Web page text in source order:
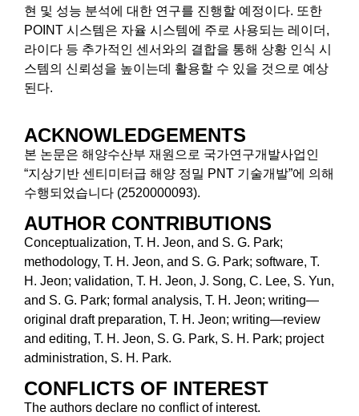
현 및 성능 분석에 대한 연구를 진행할 예정이다. 또한
POINT 시스템은 자율 시스템에 주로 사용되는 레이더,
라이다 등 추가적인 센서와의 결합을 통해 상황 인식 시
스템의 신뢰성을 높이는데 활용할 수 있을 것으로 예상
된다.
ACKNOWLEDGEMENTS
본 논문은 해양수산부 재원으로 국가연구개발사업인
“지상기반 센티미터급 해양 정밀 PNT 기술개발”에 의해
수행되었습니다 (2520000093).
AUTHOR CONTRIBUTIONS
Conceptualization, T. H. Jeon, and S. G. Park;
methodology, T. H. Jeon, and S. G. Park; software, T.
H. Jeon; validation, T. H. Jeon, J. Song, C. Lee, S. Yun,
and S. G. Park; formal analysis, T. H. Jeon; writing—
original draft preparation, T. H. Jeon; writing—review
and editing, T. H. Jeon, S. G. Park, S. H. Park; project
administration, S. H. Park.
CONFLICTS OF INTEREST
The authors declare no conflict of interest.